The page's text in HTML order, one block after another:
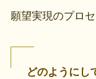
願望実現のプロ
どのようにし